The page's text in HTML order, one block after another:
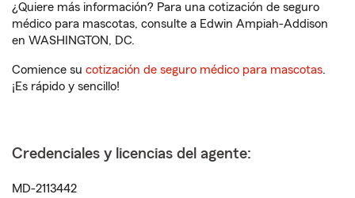
¿Quiere más información? Para una cotización de seguro
médico para mascotas, consulte a Edwin Ampiah-Addison
en WASHINGTON, DC.
Comience su cotización de seguro médico para mascotas.
¡Es rápido y sencillo!
Credenciales y licencias del agente:
MD-2113442